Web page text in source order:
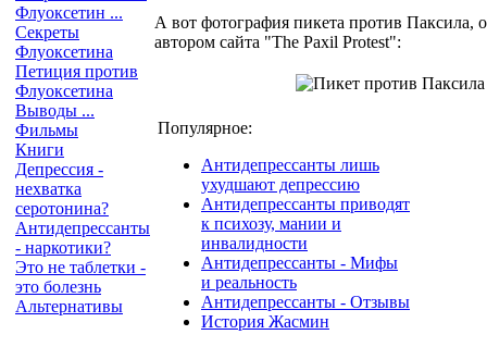
Флуоксетин ...
Секреты
Флуоксетина
Петиция против
Флуоксетина
Выводы ...
Фильмы
Книги
Депрессия -
нехватка
серотонина?
Антидепрессанты
- наркотики?
Это не таблетки -
это болезнь
Альтернативы
А вот фотография пикета против Паксила,
автором сайта "The Paxil Protest":
Популярное:
Антидепрессанты лишь
ухудшают депрессию
Антидепрессанты приводят
к психозу, мании и
инвалидности
Антидепрессанты - Мифы
и реальность
Антидепрессанты - Отзывы
История Жасмин